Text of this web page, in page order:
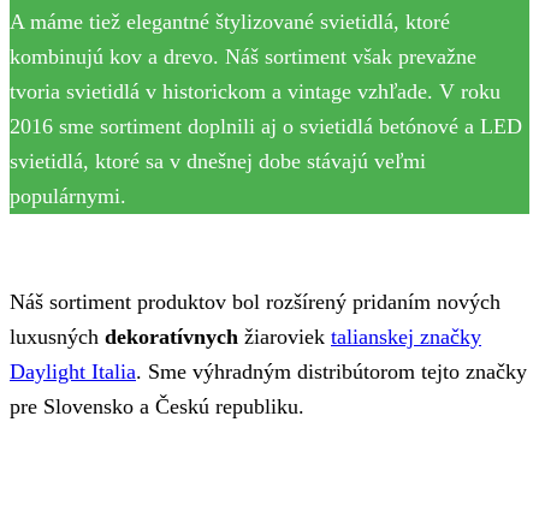
A máme tiež elegantné štylizované svietidlá, ktoré
kombinujú kov a drevo. Náš sortiment však prevažne
tvoria svietidlá v historickom a vintage vzhľade. V roku
2016 sme sortiment doplnili aj o svietidlá betónové a LED
svietidlá, ktoré sa v dnešnej dobe stávajú veľmi
populárnymi.
Náš sortiment produktov bol rozšírený pridaním nových
luxusných dekoratívnych žiaroviek talianskej značky
Daylight Italia. Sme výhradným distribútorom tejto značky
pre Slovensko a Českú republiku.